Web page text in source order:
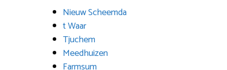
Nieuw Scheemda
t Waar
Tjuchem
Meedhuizen